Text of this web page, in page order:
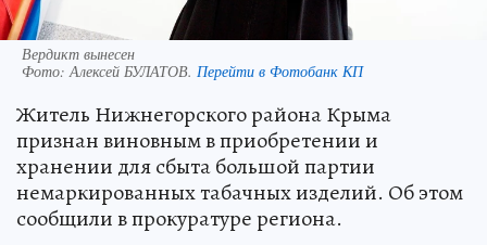
Вердикт вынесен
Фото: Алексей БУЛАТОВ. Перейти в Фотобанк КП
Житель Нижнегорского района Крыма
признан виновным в приобретении и
хранении для сбыта большой партии
немаркированных табачных изделий. Об этом
сообщили в прокуратуре региона.